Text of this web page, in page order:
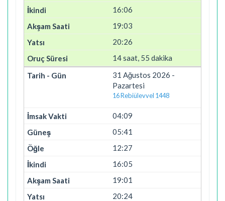
16:06
19:03
20:26
14 saat, 55 dakika
31 Ağustos 2026 -
Pazartesi
16 Rebiülevvel 1448
04:09
05:41
12:27
16:05
19:01
20:24